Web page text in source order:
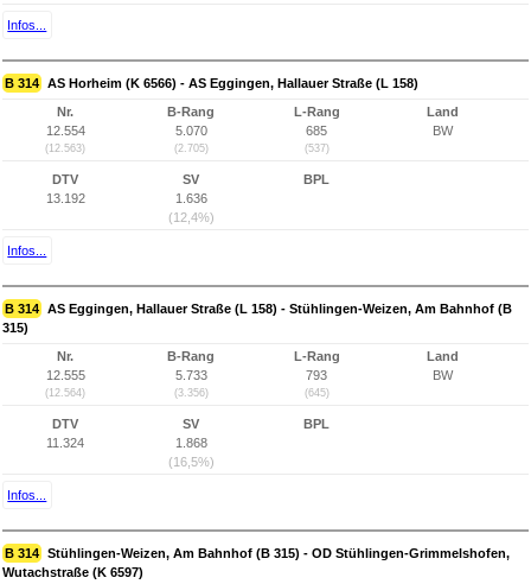
Infos...
B 314 AS Horheim (K 6566) - AS Eggingen, Hallauer Straße (L 158)
Nr.
12.554
(12.563)
B-Rang
5.070
(2.705)
L-Rang
685
(537)
Land
BW
DTV
13.192
SV
1.636
(12,4%)
BPL
Infos...
B 314 AS Eggingen, Hallauer Straße (L 158) - Stühlingen-Weizen, Am Bahnhof (B
315)
Nr.
12.555
(12.564)
B-Rang
5.733
(3.356)
L-Rang
793
(645)
Land
BW
DTV
11.324
SV
1.868
(16,5%)
BPL
Infos...
B 314 Stühlingen-Weizen, Am Bahnhof (B 315) - OD Stühlingen-Grimmelshofen,
Wutachstraße (K 6597)